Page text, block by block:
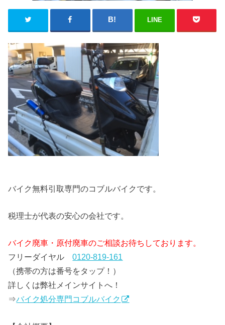
LINE
バイク無料引取専門のコブルバイクです。
税理士が代表の安心の会社です。
バイク廃車・原付廃車のご相談お待ちしております。
フリーダイヤル0120-819-161
（携帯の方は番号をタップ！）
詳しくは弊社メインサイトへ！
⇒バイク処分専門コブルバイク